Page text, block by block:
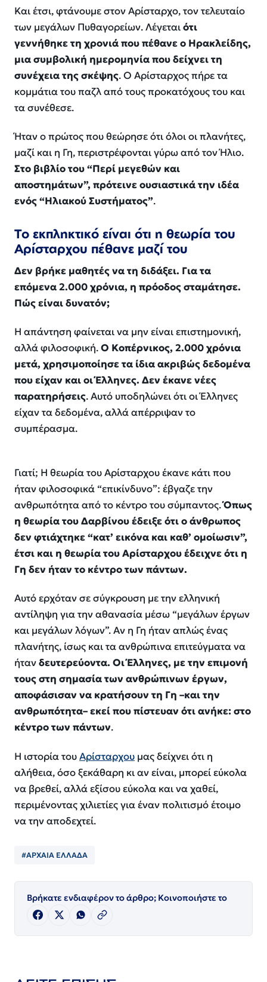
Και έτσι, φτάνουμε στον Αρίσταρχο, τον τελευταίο
των μεγάλων Πυθαγορείων. Λέγεταιότι
γεννήθηκε τη χρονιά που πέθανε ο Ηρακλείδης,
μια συμβολική ημερομηνία που δείχνει τη
συνέχεια της σκέψης. Ο Αρίσταρχος πήρε τα
κομμάτια του παζλ από τους προκατόχους του και
τα συνέθεσε.
Ήταν ο πρώτος που θεώρησε ότιόλοιοι πλανήτες,
μαζί και η Γη, περιστρέφονται γύρω από τον Ήλιο.
Στο βιβλίο του “Περί μεγεθών και
αποστημάτων”, πρότεινε ουσιαστικά την ιδέα
ενός “Ηλιακού Συστήματος”.
Το εκπληκτικό είναι ότι η θεωρία του
Αρίσταρχου πέθανε μαζί του
Δεν βρήκε μαθητές να τη διδάξει. Για τα
επόμενα 2.000 χρόνια, η πρόοδος σταμάτησε.
Πώς είναι δυνατόν;
Η απάντηση φαίνεται να μην είναι επιστημονική,
αλλά φιλοσοφική.Ο Κοπέρνικος, 2.000 χρόνια
μετά, χρησιμοποίησε τα ίδια ακριβώς δεδομένα
που είχαν και οι Έλληνες. Δεν έκανε νέες
παρατηρήσεις. Αυτό υποδηλώνει ότι οι Έλληνες
είχαν τα δεδομένα, αλλά απέρριψαν το
συμπέρασμα.
Γιατί; Η θεωρία του Αρίσταρχου έκανε κάτι που
ήταν φιλοσοφικά “επικίνδυνο”: έβγαζε την
ανθρωπότητα από το κέντρο του σύμπαντος.Όπως
η θεωρία του Δαρβίνου έδειξε ότι ο άνθρωπος
δεν φτιάχτηκε “κατ’ εικόνα και καθ’ ομοίωσιν”,
έτσι και η θεωρία του Αρίσταρχου έδειχνε ότι η
Γη δεν ήταν το κέντρο των πάντων.
Αυτό ερχόταν σε σύγκρουση με την ελληνική
αντίληψη για την αθανασία μέσω “μεγάλων έργων
και μεγάλων λόγων”. Αν η Γη ήταν απλώς ένας
πλανήτης, ίσως και τα ανθρώπινα επιτεύγματα να
ήτανδευτερεύοντα. Οι Έλληνες, με την επιμονή
τους στη σημασία των ανθρώπινων έργων,
αποφάσισαν να κρατήσουν τη Γη –και την
ανθρωπότητα– εκεί που πίστευαν ότι ανήκε: στο
κέντρο των πάντων.
Η ιστορία τουΑρίσταρχου μας δείχνει ότι η
αλήθεια, όσο ξεκάθαρη κι αν είναι, μπορεί εύκολα
να βρεθεί, αλλά εξίσου εύκολα και να χαθεί,
περιμένοντας χιλιετίες για έναν πολιτισμό έτοιμο
να την αποδεχτεί.
#ΑΡΧΑΙΑ ΕΛΛΑΔΑ
Βρήκατε ενδιαφέρον το άρθρο; Κοινοποιήστε το